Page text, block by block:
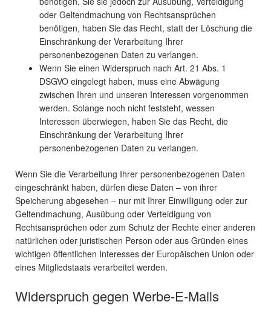
oder Geltendmachung von Rechtsansprüchen
benötigen, haben Sie das Recht, statt der Löschung die
Einschränkung der Verarbeitung Ihrer
personenbezogenen Daten zu verlangen.
Wenn Sie einen Widerspruch nach Art. 21 Abs. 1
DSGVO eingelegt haben, muss eine Abwägung
zwischen Ihren und unseren Interessen vorgenommen
werden. Solange noch nicht feststeht, wessen
Interessen überwiegen, haben Sie das Recht, die
Einschränkung der Verarbeitung Ihrer
personenbezogenen Daten zu verlangen.
Wenn Sie die Verarbeitung Ihrer personenbezogenen Daten
eingeschränkt haben, dürfen diese Daten – von ihrer
Speicherung abgesehen – nur mit Ihrer Einwilligung oder zur
Geltendmachung, Ausübung oder Verteidigung von
Rechtsansprüchen oder zum Schutz der Rechte einer anderen
natürlichen oder juristischen Person oder aus Gründen eines
wichtigen öffentlichen Interesses der Europäischen Union oder
eines Mitgliedstaats verarbeitet werden.
Widerspruch gegen Werbe-E-Mails